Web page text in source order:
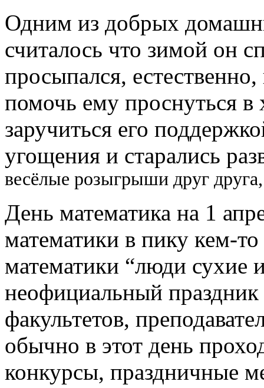
Одним из добрых
считалось что зимой он
просыпался,
помочь ему проснуться
заручиться его
угощения и старались
весёлые розыгрыши друг
День математика на 1
математики в пику кем-
математики “люди сухие
неофициальный праздник
факультетов,
обычно в этот день
конкурсы, праздничные